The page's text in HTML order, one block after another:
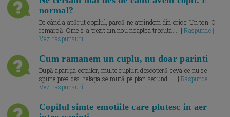
normal?
De când a apărut copilul, parcă ne aprindem din orice. Un ton. O
remarcă. Cine s-a trezit din nou noaptea trecuta.... |Raspunde |
Vezi raspunsuri
Cum ramanem un cuplu, nu doar parinti
După apariția copiilor, multe cupluri descoperă ceva ce nu se
spune prea des: relația se mută pe plan secund. ... |Raspunde |
Vezi raspunsuri
Copilul simte emotiile care plutesc in aer